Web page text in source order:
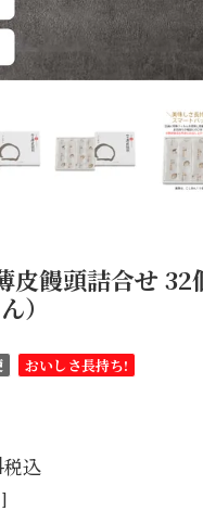
皮饅頭詰合せ 32
）
おいしさ長持ち!
税込